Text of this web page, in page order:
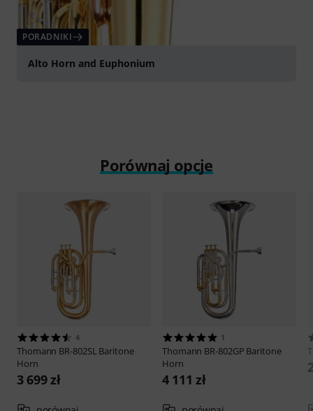
PORADNIKI
Alto Horn and Euphonium
Porównaj opcje
4
Thomann BR-802SL Baritone
Horn
3 699 zł
1
Thomann BR-802GP Baritone
Horn
4 111 zł